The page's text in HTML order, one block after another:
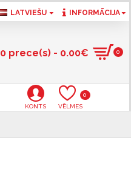
LATVIEŠU INFORMĀCIJA
0 prece(s) - 0.00€ 0
KONTS VĒLMES
0